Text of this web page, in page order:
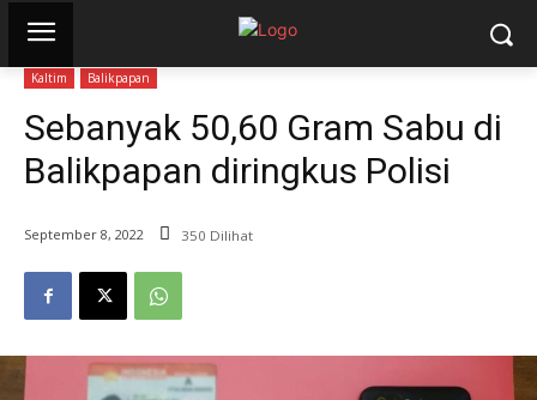
Kaltim Balikpapan
Sebanyak 50,60 Gram Sabu di
Balikpapan diringkus Polisi
September 8, 2022 350 Dilihat